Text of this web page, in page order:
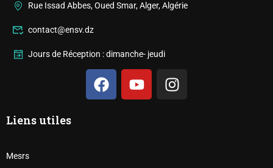
Rue Issad Abbes, Oued Smar, Alger, Algérie
contact@ensv.dz
Jours de Réception : dimanche- jeudi
Liens utiles
Mesrs